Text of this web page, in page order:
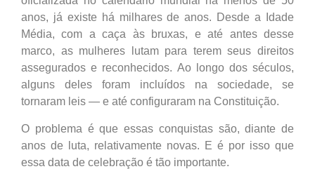
anos, já existe há milhares de anos. Desde a Idade
Média, com a caça às bruxas, e até antes desse
marco, as mulheres lutam para terem seus direitos
assegurados e reconhecidos. Ao longo dos séculos,
alguns deles foram incluídos na sociedade, se
tornaram leis — e até configuraram na Constituição.
O problema é que essas conquistas são, diante de
anos de luta, relativamente novas. E é por isso que
essa data de celebração é tão importante.